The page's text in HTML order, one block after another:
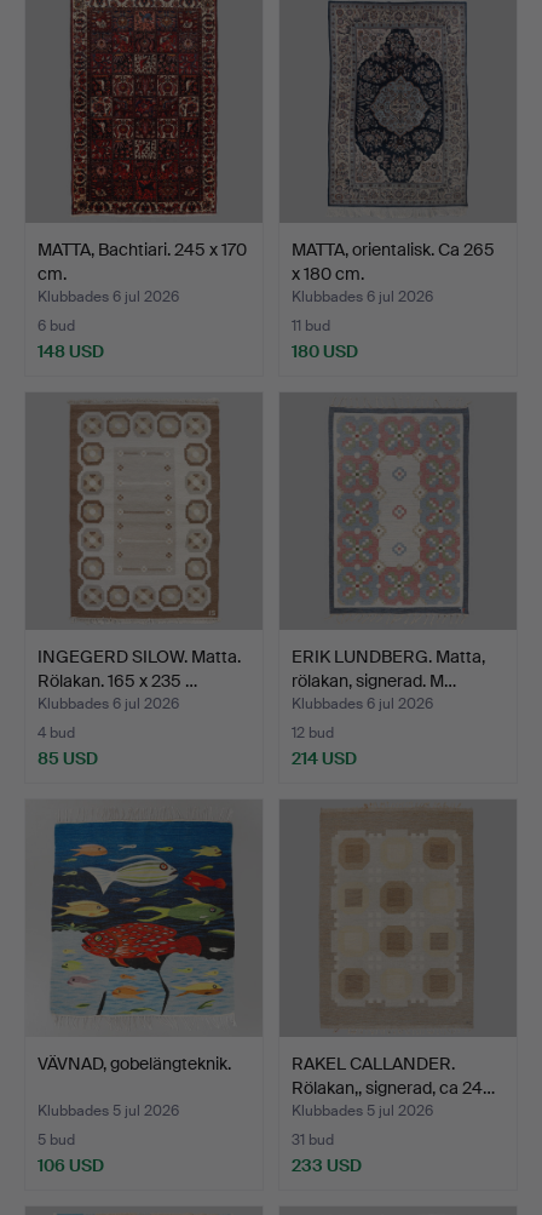
MATTA, Bachtiari. 245 x 170
cm.
Klubbades 6 jul 2026
6 bud
148 USD
MATTA, orientalisk. Ca 265
x 180 cm.
Klubbades 6 jul 2026
11 bud
180 USD
INGEGERD SILOW. Matta.
Rölakan. 165 x 235 …
Klubbades 6 jul 2026
4 bud
85 USD
ERIK LUNDBERG. Matta,
rölakan, signerad. M…
Klubbades 6 jul 2026
12 bud
214 USD
VÄVNAD, gobelängteknik.
Klubbades 5 jul 2026
5 bud
106 USD
RAKEL CALLANDER.
Rölakan,, signerad, ca 24…
Klubbades 5 jul 2026
31 bud
233 USD